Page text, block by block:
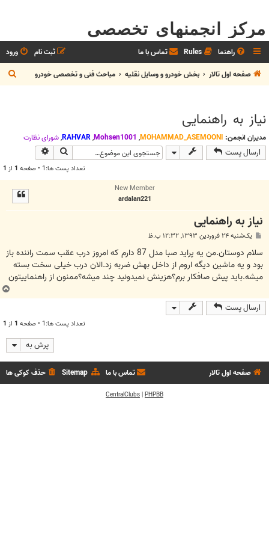
مرکز انجمنهای تخصصی
راهنما Rules تماس با ما ورود
ثبت نام
صفحه اول تالار
بخش خودرو و وسايل نقليه مباحث فنی و تخصصی خودرو
س
نیاز به راهنمایی
مدیران انجمن: MOHAMMAD_ASEMOONI
,
Mohsen1001
,
RAHVAR
,شوراي نظارت
ارسال پست جستجو
تعداد پست ها:1 • صفحه 1 از 1
New Member
ardalan221
نیاز به راهنمایی
ت
یک‌شنبه ۲۴ فروردین ۱۳۹۳, ۱۲:۳۲ ب.ظ
سلام دوستان.من یه پراید صبا مدل 87 دارم که امروز درب عقب سمت راننده باز
بود و یه ماشین دیگه اروم از داخل بهش ضربه زد.الان درب خیلی سخت بسته
میشه.باید پیش صافکار برم؟هزینش نمیدونید چند میشه؟ممنون از راهنماییتون
ارسال پست
تعداد پست ها:1 • صفحه 1 از 1
پرش به
صفحه اول تالار حذف کوکی ها Sitemap تماس با ما
PHPBB
|
CentralClubs